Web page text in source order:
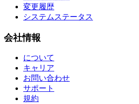
変更履歴
システムステータス
会社情報
について
キャリア
お問い合わせ
サポート
規約